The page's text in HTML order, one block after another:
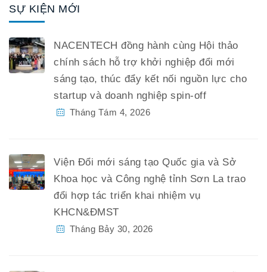
SỰ KIỆN MỚI
NACENTECH đồng hành cùng Hội thảo
chính sách hỗ trợ khởi nghiệp đổi mới
sáng tạo, thúc đẩy kết nối nguồn lực cho
startup và doanh nghiệp spin-off
Tháng Tám 4, 2026
Viện Đổi mới sáng tạo Quốc gia và Sở
Khoa học và Công nghệ tỉnh Sơn La trao
đổi hợp tác triển khai nhiệm vụ
KHCN&ĐMST
Tháng Bảy 30, 2026